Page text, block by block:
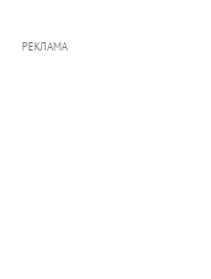
РЕКЛАМА